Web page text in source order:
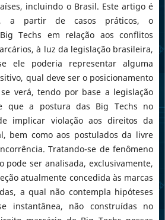
incluindo o Brasil. Este artigo é
a partir de casos práticos, o
Techs em relação aos conflitos
à luz da legislação brasileira,
ele poderia representar alguma
qual deve ser o posicionamento
verá, tendo por base a legislação
que a postura das Big Techs no
implicar violação aos direitos da
bem como aos postulados da livre
Tratando-se de fenômeno
pode ser analisada, exclusivamente,
atualmente concedida às marcas
a qual não contempla hipóteses
instantânea, não construídas no